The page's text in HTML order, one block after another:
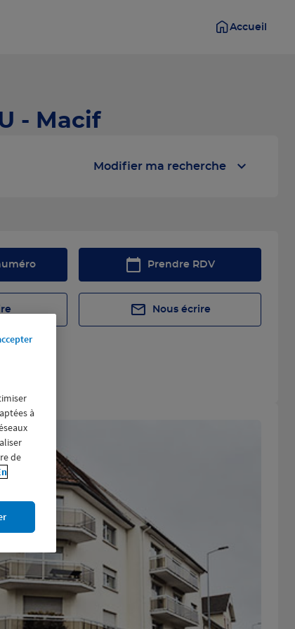
Accueil
- Macif
Modifier ma recherche
Prendre RDV
Nous écrire
à
de